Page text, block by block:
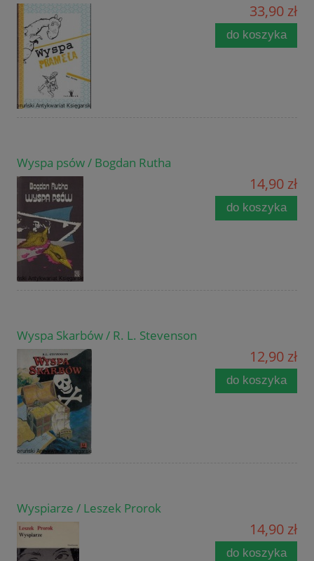
33,90 zł
do koszyka
Wyspa psów / Bogdan Rutha
14,90 zł
do koszyka
Wyspa Skarbów / R. L. Stevenson
12,90 zł
do koszyka
Wyspiarze / Leszek Prorok
14,90 zł
do koszyka